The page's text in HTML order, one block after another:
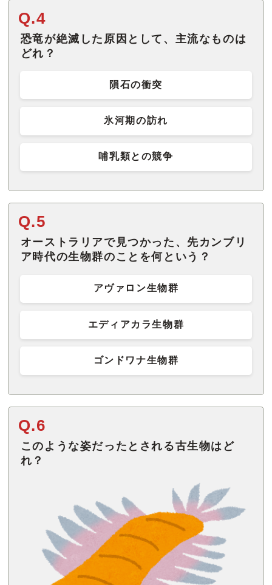
Q.4
恐竜が絶滅した原因として、主流なものは
どれ？
隕石の衝突
氷河期の訪れ
哺乳類との競争
Q.5
オーストラリアで見つかった、先カンブリ
ア時代の生物群のことを何という？
アヴァロン生物群
エディアカラ生物群
ゴンドワナ生物群
Q.6
このような姿だったとされる古生物はど
れ？